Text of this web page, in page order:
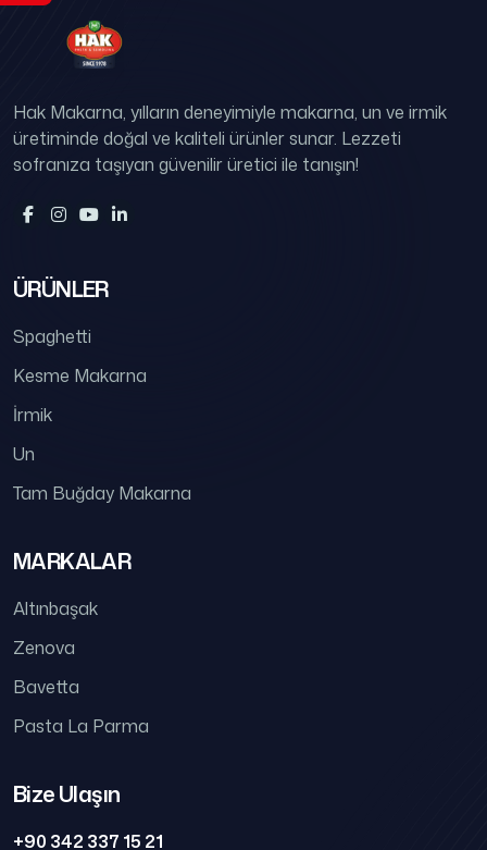
Hak Makarna, yılların deneyimiyle makarna, un ve irmik
üretiminde doğal ve kaliteli ürünler sunar. Lezzeti
sofranıza taşıyan güvenilir üretici ile tanışın!
ÜRÜNLER
Spaghetti
Kesme Makarna
İrmik
Un
Tam Buğday Makarna
MARKALAR
Altınbaşak
Zenova
Bavetta
Pasta La Parma
Bize Ulaşın
+90 342 337 15 21